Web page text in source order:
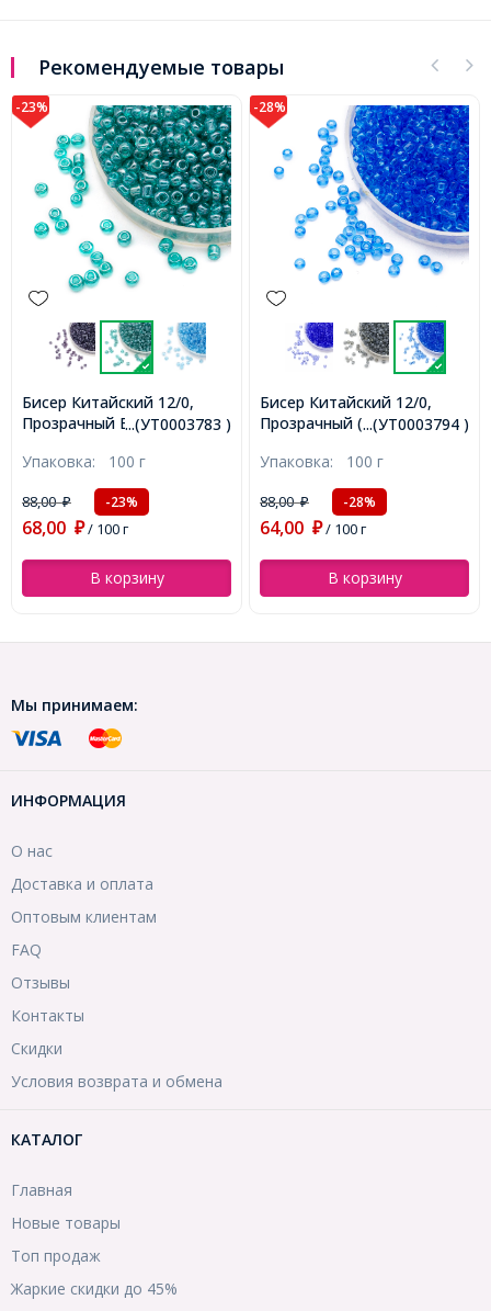
Рекомендуемые товары
-28%
...(УТ0003794 )
Бисер Китайский 12/0,
Прозрачный (TC), Цвет:
(УТ0003794)
Упаковка: 100 г
88,00₽ -28%
64,00 ₽/ 100 г
В корзину
-23%
...(УТ0028058)
Бисер Китайский 12/0,
Непрозрачный
Желтый 969, Круглый,
(УТ0028058)
Упаковка: 100 г
88,00₽ -23%
68,00 ₽/ 100 г
В корзину
Мы принимаем:
ИНФОРМАЦИЯ
О нас
Доставка и оплата
Оптовым клиентам
FAQ
Отзывы
Контакты
Скидки
Условия возврата и обмена
КАТАЛОГ
Главная
Новые товары
Топ продаж
Жаркие скидки до 45%